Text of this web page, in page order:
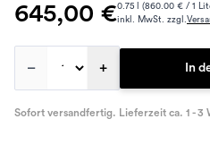
645,00 €0.75 l (860.00 € / 1
inkl. MwSt. zzgl.
– + In
Sofort versandfertig. Lieferzeit ca. 1 - 3